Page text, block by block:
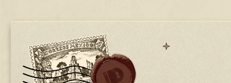
Мы создаём головоломки и конструкторы, в которых история
приключение, логику и творчество, превращая подарок в опыт,
который хочется пережить и сохранить.